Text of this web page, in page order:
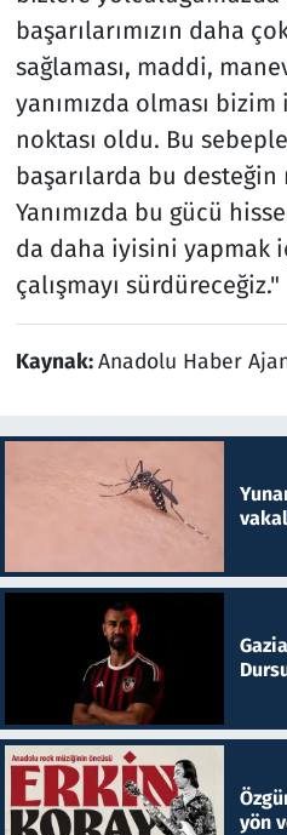
başarılarımızın daha
sağlaması, maddi,
yanımızda olması
noktası oldu. Bu
başarılarda bu
Yanımızda bu gücü
da daha iyisini yapmak
çalışmayı sürdüreceğiz."
Kaynak:Anadolu Haber
yön